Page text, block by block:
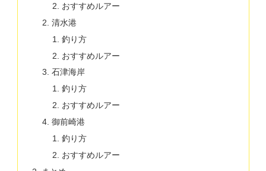
おすすめルアー
清水港
釣り方
おすすめルアー
石津海岸
釣り方
おすすめルアー
御前崎港
釣り方
おすすめルアー